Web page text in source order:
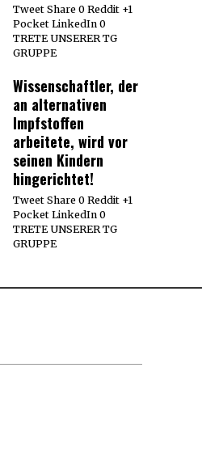
Tweet Share 0 Reddit +1
Pocket LinkedIn 0
TRETE UNSERER TG
GRUPPE
Wissenschaftler, der
an alternativen
Impfstoffen
arbeitete, wird vor
seinen Kindern
hingerichtet!
Tweet Share 0 Reddit +1
Pocket LinkedIn 0
TRETE UNSERER TG
GRUPPE